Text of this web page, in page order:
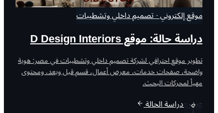
موقع إلكتروني · تصميم داخلي وتشطيبات
دراسة حالة: موقع D Design Interiors
تطوير موقع احترافي لشركة تصميم داخلي وتشطيبات في مصر: هوية
واضحة، صفحات خدمات، معرض أعمال، قسم قبل وبعد، ومحتوى
مهيأ لمحركات البحث.
عرض دراسة الحالة